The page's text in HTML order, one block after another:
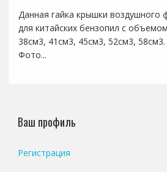
Данная гайка крышки воздушного
для китайских бензопил с
38см3, 41см3, 45см3, 52см3,
Фото...
Ваш профиль
Регистрация